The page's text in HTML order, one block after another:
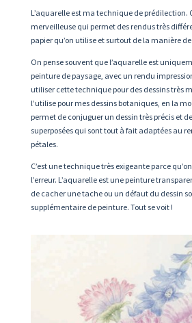
L’aquarelle est ma technique de prédilection.
merveilleuse qui permet des rendus très
papier qu’on utilise et surtout de la manière
On pense souvent que l’aquarelle est
peinture de paysage, avec un rendu
utiliser cette technique pour des dessins très
l’utilise pour mes dessins botaniques, en la
permet de conjuguer un dessin très précis et
superposées qui sont tout à fait adaptées au
pétales.
C’est une technique très exigeante parce
l’erreur. L’aquarelle est une peinture
de cacher une tache ou un défaut du dessin
supplémentaire de peinture. Tout se voit !